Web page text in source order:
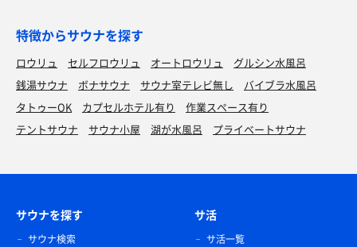
特徴からサウナを探す
ロウリュ セルフロウリュ オートロウリュ
グルシン水風呂
銭湯サウナ
ボナサウナ サウナ室テレビ無し
バイブラ水風呂
タトゥーOK
カプセルホテル有り
作業スペース有り
テントサウナ
サウナ小屋 湖が水風呂 プライベートサウナ
サウナを探す
サウナ検索
サ活
サ活一覧